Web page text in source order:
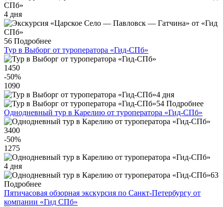
4 дня
56 Подробнее
Тур в Выборг от туроператора «Гид-СПб»
1450
-50%
1090
4 дня
54 Подробнее
Однодневный тур в Карелию от туроператора «Гид-СПб»
3400
-50%
1275
4 дня
63
Подробнее
Пятичасовая обзорная экскурсия по Санкт-Петербургу от
компании «Гид СПб»